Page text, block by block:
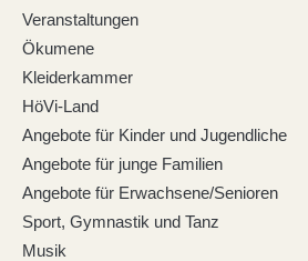
Veranstaltungen
Ökumene
Kleiderkammer
HöVi-Land
Angebote für Kinder und Jugendliche
Angebote für junge Familien
Angebote für Erwachsene/Senioren
Sport, Gymnastik und Tanz
Musik